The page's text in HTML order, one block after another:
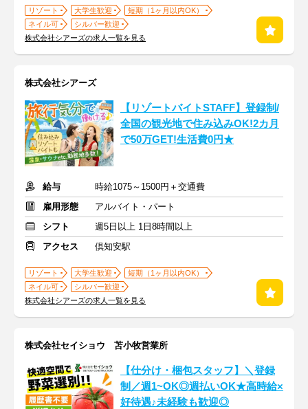
リゾート 大学生歓迎
短期（1ヶ月以内OK）
ネイル可
シルバー歓迎
株式会社シアーズの求人一覧を見る
株式会社シアーズ
【リゾートバイトSTAFF】登録制/
全国の観光地で住み込みOK!2カ月
で50万GET!生活費0円★
給与
時給1075～1500円＋交通費
雇用形態
アルバイト・パート
シフト
週5日以上 1日8時間以上
アクセス
倶知安駅
リゾート 大学生歓迎
短期（1ヶ月以内OK）
ネイル可
シルバー歓迎
株式会社シアーズの求人一覧を見る
株式会社セイショウ 苫小牧営業所
【仕分け・梱包スタッフ】＼登録
制／週1~OK◎週払いOK★高時給×
好待遇♪未経験も歓迎◎